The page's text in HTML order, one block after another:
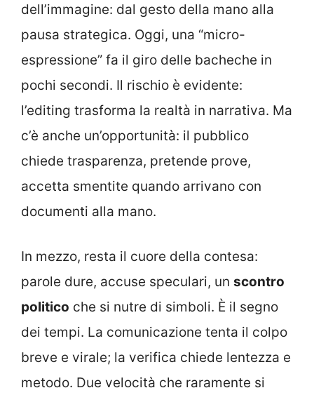
dell’immagine: dal gesto della mano alla
pausa strategica. Oggi, una “micro-
espressione” fa il giro delle bacheche in
pochi secondi. Il rischio è evidente:
l’editing trasforma la realtà in narrativa. Ma
c’è anche un’opportunità: il pubblico
chiede trasparenza, pretende prove,
accetta smentite quando arrivano con
documenti alla mano.
In mezzo, resta il cuore della contesa:
parole dure, accuse speculari, un scontro
politico che si nutre di simboli. È il segno
dei tempi. La comunicazione tenta il colpo
breve e virale; la verifica chiede lentezza e
metodo. Due velocità che raramente si